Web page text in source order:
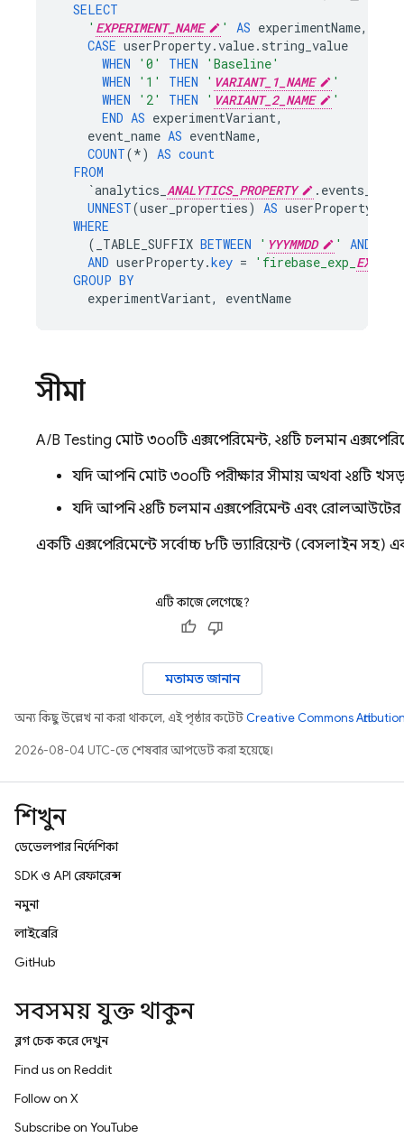
SELECT
' EXPERIMENT_NAME ' AS experimentName,
CASE userProperty.value. string_value
WHEN
'0' THEN
'Baseline'
WHEN
'1' THEN ' VARIANT_1_NAME
'
WHEN
'2' THEN ' VARIANT_2_NAME
'
END AS experimentVariant,
event_name AS eventName,
COUNT(*) AS count
FROM
`analytics_ ANALYTICS_PROPERTY . events_
UNNEST(user_properties) AS userProperty
WHERE
( _TABLE_SUFFIX BETWEEN ' YYYMMDD ' AND
AND userProperty.key = 'firebase_exp_
GROUP BY
experimentVariant, eventName
সীমা
A/B Testing মোট ৩০০টি এক্সপেরিমেন্ট, ২৪টি চলমান
যদি আপনি মোট ৩০০টি পরীক্ষার সীমায় অথবা ২৪টি
যদি আপনি ২৪টি চলমান এক্সপেরিমেন্ট এবং
একটি এক্সপেরিমেন্টে সর্বোচ্চ ৮টি ভ্যারিয়েন্ট (বেসলাইন সহ)
এটি কাজে লেগেছে?
মতামত জানান
অন্য কিছু উল্লেখ না করা থাকলে, এই পৃষ্ঠার কন্টেন্টCreative Commons
2026-08-04 UTC-তে শেষবার আপডেট করা হয়েছে।
শিখুন
ডেভেলপার নির্দেশিকা
SDK ও API রেফারেন্স
নমুনা
লাইব্রেরি
GitHub
সবসময় যুক্ত থাকুন
ব্লগ চেক করে দেখুন
Find us on Reddit
Follow on X
Subscribe on YouTube